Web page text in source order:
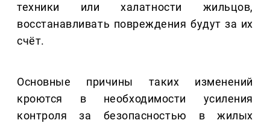
техники или халатности жильцов,
восстанавливать повреждения будут за их
счёт.
Основные причины таких изменений
кроются в необходимости усиления
контроля за безопасностью в жилых